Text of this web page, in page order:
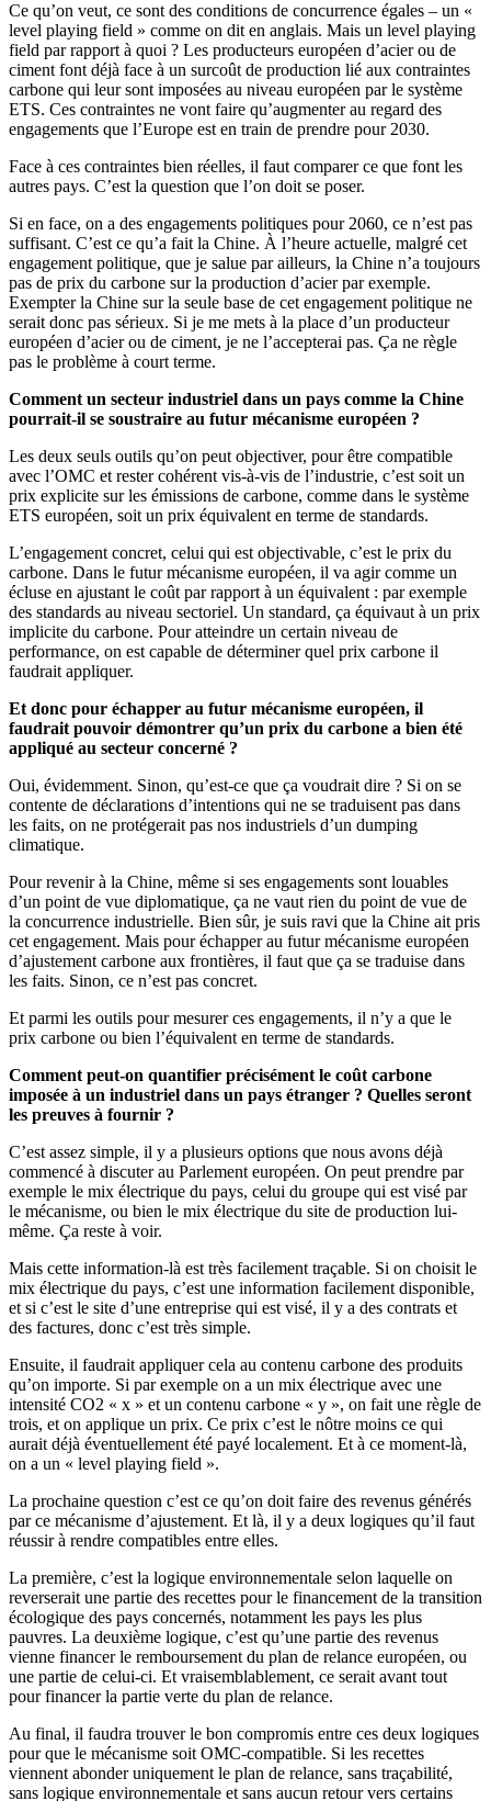
Ce qu’on veut, ce sont des conditions de concurrence égales – un «
level playing field » comme on dit en anglais. Mais un level playing
field par rapport à quoi ? Les producteurs européen d’acier ou de
ciment font déjà face à un surcoût de production lié aux contraintes
carbone qui leur sont imposées au niveau européen par le système
ETS. Ces contraintes ne vont faire qu’augmenter au regard des
engagements que l’Europe est en train de prendre pour 2030.
Face à ces contraintes bien réelles, il faut comparer ce que font les
autres pays. C’est la question que l’on doit se poser.
Si en face, on a des engagements politiques pour 2060, ce n’est pas
suffisant. C’est ce qu’a fait la Chine. À l’heure actuelle, malgré cet
engagement politique, que je salue par ailleurs, la Chine n’a toujours
pas de prix du carbone sur la production d’acier par exemple.
Exempter la Chine sur la seule base de cet engagement politique ne
serait donc pas sérieux. Si je me mets à la place d’un producteur
européen d’acier ou de ciment, je ne l’accepterai pas. Ça ne règle
pas le problème à court terme.
Comment un secteur industriel dans un pays comme la Chine
pourrait-il se soustraire au futur mécanisme européen ?
Les deux seuls outils qu’on peut objectiver, pour être compatible
avec l’OMC et rester cohérent vis-à-vis de l’industrie, c’est soit un
prix explicite sur les émissions de carbone, comme dans le système
ETS européen, soit un prix équivalent en terme de standards.
L’engagement concret, celui qui est objectivable, c’est le prix du
carbone. Dans le futur mécanisme européen, il va agir comme un
écluse en ajustant le coût par rapport à un équivalent : par exemple
des standards au niveau sectoriel. Un standard, ça équivaut à un prix
implicite du carbone. Pour atteindre un certain niveau de
performance, on est capable de déterminer quel prix carbone il
faudrait appliquer.
Et donc pour échapper au futur mécanisme européen, il
faudrait pouvoir démontrer qu’un prix du carbone a bien été
appliqué au secteur concerné ?
Oui, évidemment. Sinon, qu’est-ce que ça voudrait dire ? Si on se
contente de déclarations d’intentions qui ne se traduisent pas dans
les faits, on ne protégerait pas nos industriels d’un dumping
climatique.
Pour revenir à la Chine, même si ses engagements sont louables
d’un point de vue diplomatique, ça ne vaut rien du point de vue de
la concurrence industrielle. Bien sûr, je suis ravi que la Chine ait pris
cet engagement. Mais pour échapper au futur mécanisme européen
d’ajustement carbone aux frontières, il faut que ça se traduise dans
les faits. Sinon, ce n’est pas concret.
Et parmi les outils pour mesurer ces engagements, il n’y a que le
prix carbone ou bien l’équivalent en terme de standards.
Comment peut-on quantifier précisément le coût carbone
imposée à un industriel dans un pays étranger ? Quelles seront
les preuves à fournir ?
C’est assez simple, il y a plusieurs options que nous avons déjà
commencé à discuter au Parlement européen. On peut prendre par
exemple le mix électrique du pays, celui du groupe qui est visé par
le mécanisme, ou bien le mix électrique du site de production lui-
même. Ça reste à voir.
Mais cette information-là est très facilement traçable. Si on choisit le
mix électrique du pays, c’est une information facilement disponible,
et si c’est le site d’une entreprise qui est visé, il y a des contrats et
des factures, donc c’est très simple.
Ensuite, il faudrait appliquer cela au contenu carbone des produits
qu’on importe. Si par exemple on a un mix électrique avec une
intensité CO2 « x » et un contenu carbone « y », on fait une règle de
trois, et on applique un prix. Ce prix c’est le nôtre moins ce qui
aurait déjà éventuellement été payé localement. Et à ce moment-là,
on a un « level playing field ».
La prochaine question c’est ce qu’on doit faire des revenus générés
par ce mécanisme d’ajustement. Et là, il y a deux logiques qu’il faut
réussir à rendre compatibles entre elles.
La première, c’est la logique environnementale selon laquelle on
reverserait une partie des recettes pour le financement de la transition
écologique des pays concernés, notamment les pays les plus
pauvres. La deuxième logique, c’est qu’une partie des revenus
vienne financer le remboursement du plan de relance européen, ou
une partie de celui-ci. Et vraisemblablement, ce serait avant tout
pour financer la partie verte du plan de relance.
Au final, il faudra trouver le bon compromis entre ces deux logiques
pour que le mécanisme soit OMC-compatible. Si les recettes
viennent abonder uniquement le plan de relance, sans traçabilité,
sans logique environnementale et sans aucun retour vers certains